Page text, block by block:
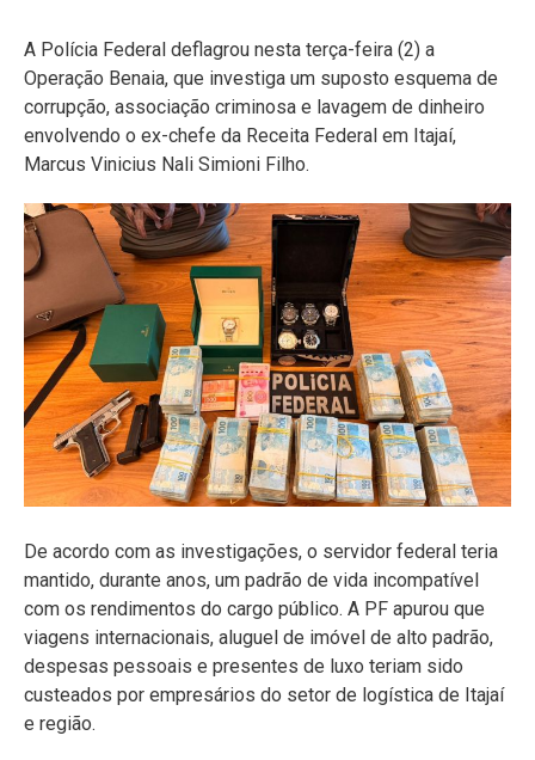
A Polícia Federal deflagrou nesta terça-feira (2) a
Operação Benaia, que investiga um suposto esquema de
corrupção, associação criminosa e lavagem de dinheiro
envolvendo o ex-chefe da Receita Federal em Itajaí,
Marcus Vinicius Nali Simioni Filho.
De acordo com as investigações, o servidor federal teria
mantido, durante anos, um padrão de vida incompatível
com os rendimentos do cargo público. A PF apurou que
viagens internacionais, aluguel de imóvel de alto padrão,
despesas pessoais e presentes de luxo teriam sido
custeados por empresários do setor de logística de Itajaí
e região.